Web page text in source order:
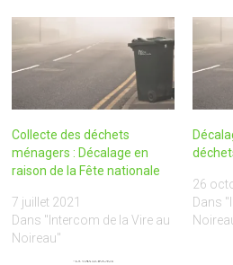
Collecte des déchets
ménagers : Décalage en
raison de la Fête nationale
7 juillet 2021
Dans "Intercom de la Vire au
Noireau"
26
Dans